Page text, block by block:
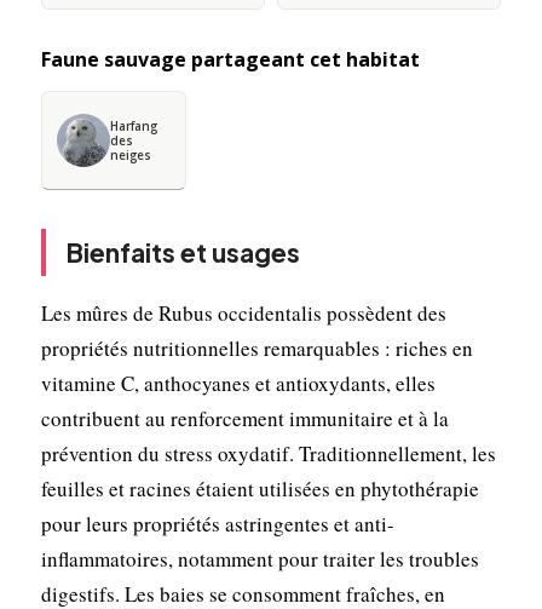
Faune sauvage partageant cet habitat
Harfang
des
neiges
Bienfaits et usages
Les mûres de Rubus occidentalis possèdent des
propriétés nutritionnelles remarquables : riches en
vitamine C, anthocyanes et antioxydants, elles
contribuent au renforcement immunitaire et à la
prévention du stress oxydatif. Traditionnellement, les
feuilles et racines étaient utilisées en phytothérapie
pour leurs propriétés astringentes et anti-
inflammatoires, notamment pour traiter les troubles
digestifs. Les baies se consomment fraîches, en